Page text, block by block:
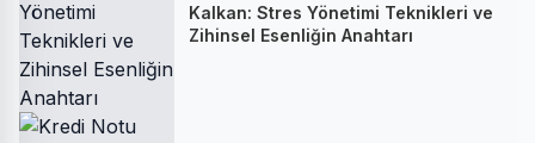
Kalkan: Stres Yönetimi Teknikleri ve
Zihinsel Esenliğin Anahtarı